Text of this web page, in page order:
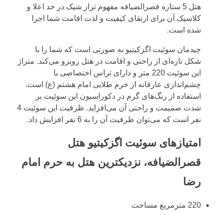
هتل 5 ستاره قصرالضیافه مفهوم تراز شیک در حد اعلا و
کلاسیک آن برای ارتقای کیفیت و لذت اقامت شما اجرا
شده است.
چیدمان سوئیت اگزکیتیو به صورتی است که شما را با
شکل تازه‌ای از راحتی و اقامت در هتل روبرو می‌کند. متراژ
این سوئیت 220 متر و دارای تراس اختصاصی با
چشم‌اندازی عارفانه‌ از حرم طلایی امام هشتم (ع) است.
استفاده از رنگ‌های گرم در دکوراسیون این سوئیت بر
شدت صمیمت و راحتی آن می‌افزاید. ظرفیت این سوئیت 4
نفر است که می‌توان ظرفیت آن را به 6 نفر افزایش داد.
امتیازهای سوئیت اگزکیتیو هتل
قصرالضیافه، نزدیکترین هتل به حرم امام
رضا
220 مترمربع مساحت